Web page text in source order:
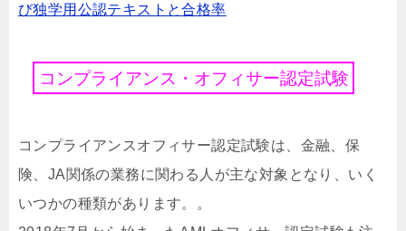
び独学用公認テキストと合格率
コ ンプライ アンス ・ オフ ィサー認定試験
コンプライアンスオフィサー認定試験は、金融、保
険、JA関係の業務に関わる人が主な対象となり、いく
いつかの種類があります。。